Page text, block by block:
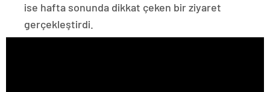
ise hafta sonunda dikkat çeken bir ziyaret
gerçekleştirdi.